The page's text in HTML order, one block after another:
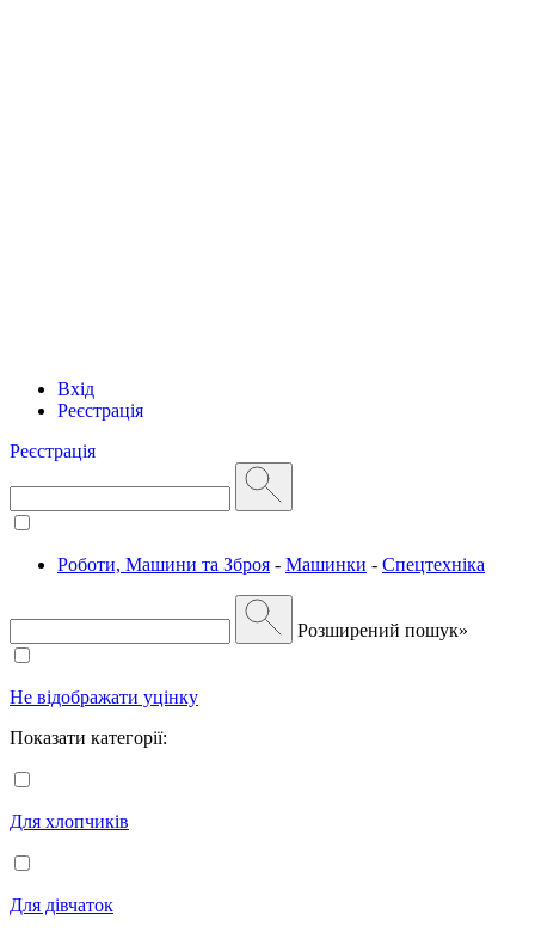
Вхід
Реєстрація
Реєстрація
Роботи, Машини та Зброя - Машинки - Спецтехніка
Розширений пошук»
Не відображати уцінку
Показати категорії:
Для хлопчиків
Для дівчаток